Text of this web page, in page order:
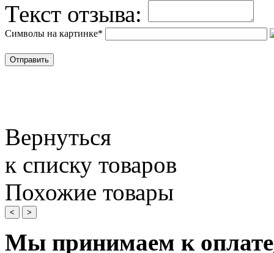
Текст отзыва:
Символы на картинке*
Вернуться
к списку товаров
Похожие товары
< >
Мы принимаем к оплате